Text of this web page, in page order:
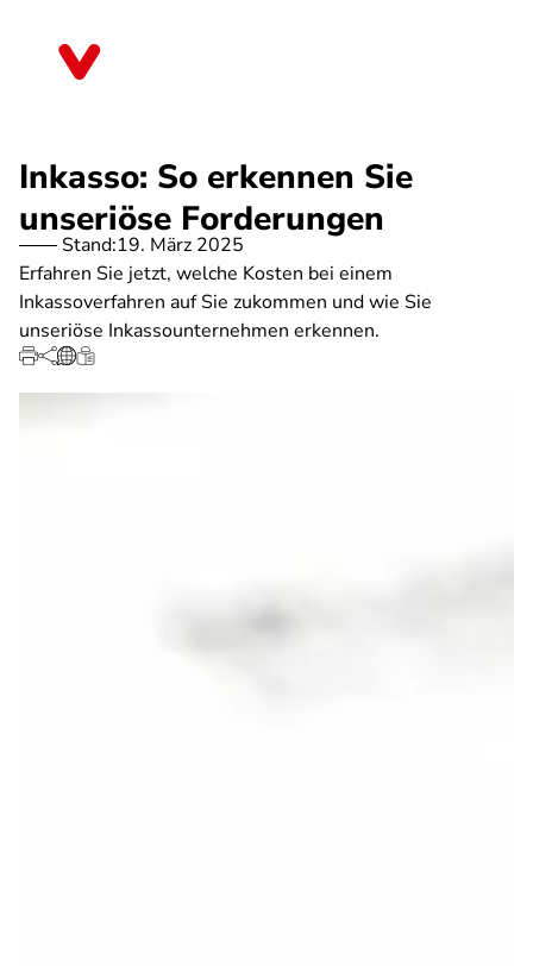
Inkasso: So erkennen Sie
unseriöse Forderungen
Stand:19. März 2025
Erfahren Sie jetzt, welche Kosten bei einem
Inkassoverfahren auf Sie zukommen und wie Sie
unseriöse Inkassounternehmen erkennen.